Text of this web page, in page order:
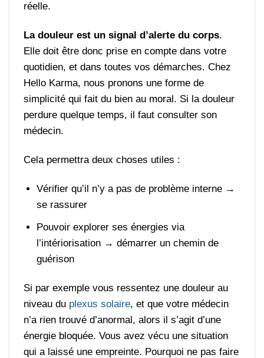
réelle.
La douleur est un signal d’alerte du corps.
Elle doit être donc prise en compte dans votre
quotidien, et dans toutes vos démarches. Chez
Hello Karma, nous pronons une forme de
simplicité qui fait du bien au moral. Si la douleur
perdure quelque temps, il faut consulter son
médecin.
Cela permettra deux choses utiles :
Vérifier qu’il n’y a pas de problème interne →
se rassurer
Pouvoir explorer ses énergies via
l’intériorisation → démarrer un chemin de
guérison
Si par exemple vous ressentez une douleur au
niveau du plexus solaire, et que votre médecin
n’a rien trouvé d’anormal, alors il s’agit d’une
énergie bloquée. Vous avez vécu une situation
qui a laissé une empreinte. Pourquoi ne pas faire